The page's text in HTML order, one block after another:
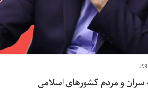
سران و مردم کشورهای اسلامی